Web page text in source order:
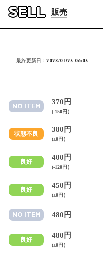
SELL 販売
最終更新日：2023/01/25 06:05
NO ITEM
370円
(-150円）
状態不良
380円
(±0円）
良好
400円
(-120円）
良好
450円
(±0円）
NO ITEM 480円
良好
480円
(±0円）